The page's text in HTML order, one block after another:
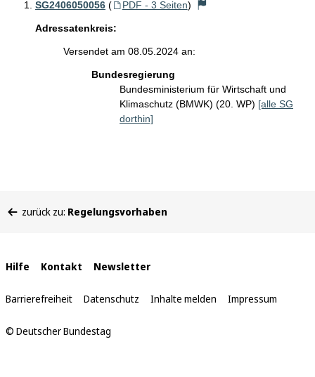
SG2406050056 ( PDF - 3 Seiten)
Adressatenkreis:
Versendet am 08.05.2024 an:
Bundesregierung
Bundesministerium für Wirtschaft und
Klimaschutz (BMWK) (20. WP) [alle SG
dorthin]
befinden
zurück zu: Regelungsvorhaben
Interne
Links
Hilfe Kontakt Newsletter
Barrierefreiheit Datenschutz Inhalte melden Impressum
© Deutscher Bundestag